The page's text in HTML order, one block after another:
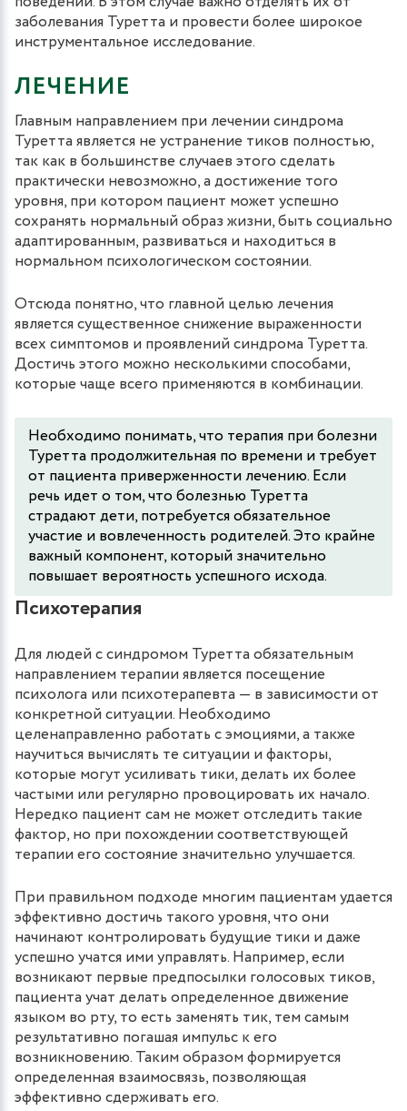
заболевания Туретта и провести более широкое
инструментальное исследование.
ЛЕЧЕНИЕ
Главным направлением при лечении синдрома
Туретта является не устранение тиков полностью,
так как в большинстве случаев этого сделать
практически невозможно, а достижение того
уровня, при котором пациент может успешно
сохранять нормальный образ жизни, быть социально
адаптированным, развиваться и находиться в
нормальном психологическом состоянии.
Отсюда понятно, что главной целью лечения
является существенное снижение выраженности
всех симптомов и проявлений синдрома Туретта.
Достичь этого можно несколькими способами,
которые чаще всего применяются в комбинации.
Необходимо понимать, что терапия при болезни
Туретта продолжительная по времени и требует
от пациента приверженности лечению. Если
речь идет о том, что болезнью Туретта
страдают дети, потребуется обязательное
участие и вовлеченность родителей. Это крайне
важный компонент, который значительно
повышает вероятность успешного исхода.
Психотерапия
Для людей с синдромом Туретта обязательным
направлением терапии является посещение
психолога или психотерапевта — в зависимости от
конкретной ситуации. Необходимо
целенаправленно работать с эмоциями, а также
научиться вычислять те ситуации и факторы,
которые могут усиливать тики, делать их более
частыми или регулярно провоцировать их начало.
Нередко пациент сам не может отследить такие
фактор, но при похождении соответствующей
терапии его состояние значительно улучшается.
При правильном подходе многим пациентам удается
эффективно достичь такого уровня, что они
начинают контролировать будущие тики и даже
успешно учатся ими управлять. Например, если
возникают первые предпосылки голосовых тиков,
пациента учат делать определенное движение
языком во рту, то есть заменять тик, тем самым
результативно погашая импульс к его
возникновению. Таким образом формируется
определенная взаимосвязь, позволяющая
эффективно сдерживать его.